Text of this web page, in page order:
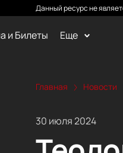
Данный ресурс не
и Билеты Еще
Главная Новости
30 июля 2024